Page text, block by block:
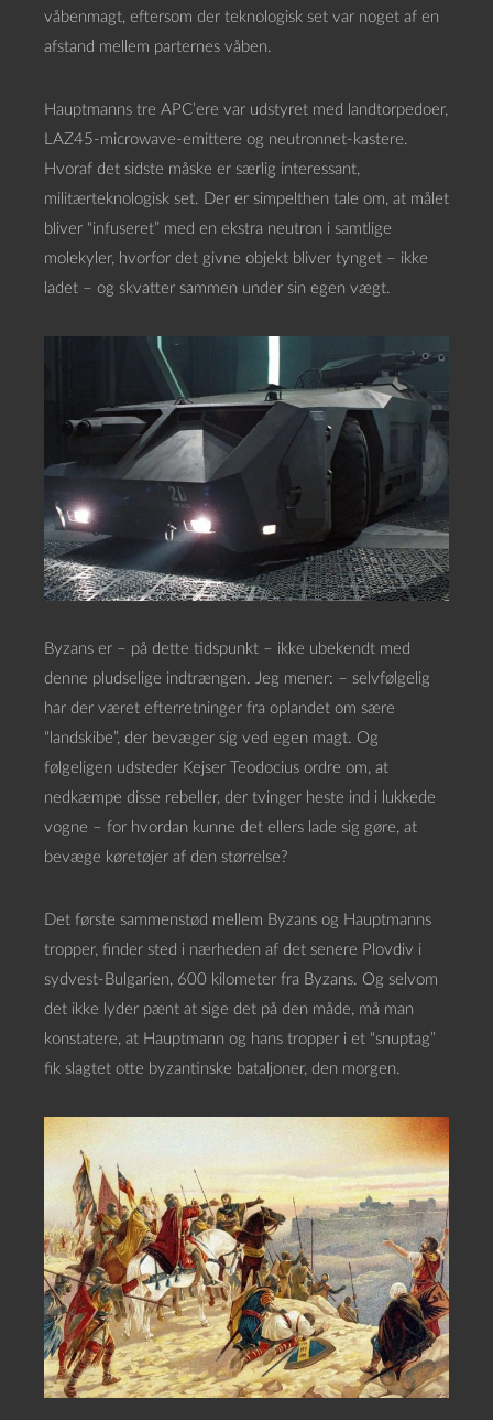
våbenmagt, eftersom der teknologisk set var noget af en
afstand mellem parternes våben.
Hauptmanns tre APC’ere var udstyret med landtorpedoer,
LAZ45-microwave-emittere og neutronnet-kastere.
Hvoraf det sidste måske er særlig interessant,
militærteknologisk set. Der er simpelthen tale om, at målet
bliver “infuseret” med en ekstra neutron i samtlige
molekyler, hvorfor det givne objekt bliver tynget – ikke
ladet – og skvatter sammen under sin egen vægt.
Byzans er – på dette tidspunkt – ikke ubekendt med
denne pludselige indtrængen. Jeg mener: – selvfølgelig
har der været efterretninger fra oplandet om sære
“landskibe”, der bevæger sig ved egen magt. Og
følgeligen udsteder Kejser Teodocius ordre om, at
nedkæmpe disse rebeller, der tvinger heste ind i lukkede
vogne – for hvordan kunne det ellers lade sig gøre, at
bevæge køretøjer af den størrelse?
Det første sammenstød mellem Byzans og Hauptmanns
tropper, finder sted i nærheden af det senere Plovdiv i
sydvest-Bulgarien, 600 kilometer fra Byzans. Og selvom
det ikke lyder pænt at sige det på den måde, må man
konstatere, at Hauptmann og hans tropper i et “snuptag”
fik slagtet otte byzantinske bataljoner, den morgen.